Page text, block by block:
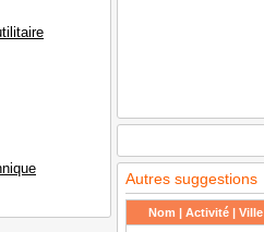
Autres suggestions
Nom | Activité | Ville